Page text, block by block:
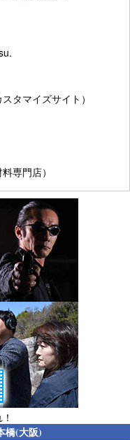
タマイズサイト）
専門店）
橋(大阪)